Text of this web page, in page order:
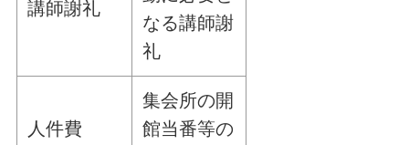
講師謝礼
なる講師謝
礼
人件費
集会所の開
館当番等の